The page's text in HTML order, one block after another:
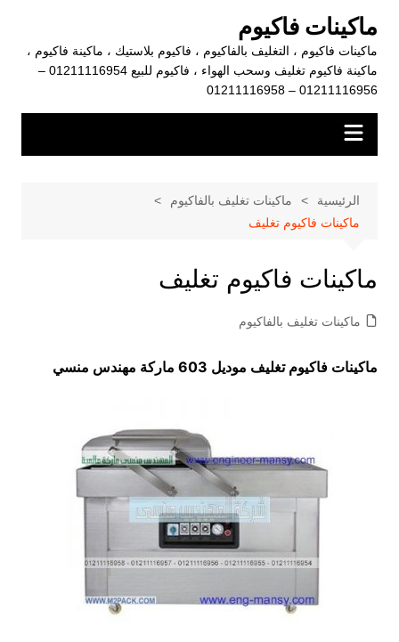
المحتوى
ماكينات فاكيوم
ماكينات فاكيوم ، التغليف بالفاكيوم ، فاكيوم بلاستيك ، ماكينة فاكيوم ،
ماكينة فاكيوم تغليف وسحب الهواء ، فاكيوم للبيع 01211116954 –
01211116956 – 01211116958
الرئيسية
ماكينات تغليف بالفاكيوم
ماكينات فاكيوم تغليف
ماكينات فاكيوم تغليف
ماكينات تغليف بالفاكيوم
ماكينات فاكيوم تغليف موديل 603 ماركة مهندس منسي